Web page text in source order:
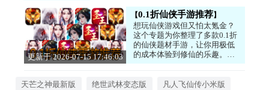
更新于 2026-07-15 17:46:03
0.1折仙侠手游推荐
想玩仙侠游戏但又怕太氪金？
这个专题为你整理了多款0.1折
的仙侠题材手游，让你用极低
的成本体验到修仙的乐趣。无
论是飞剑战斗还是门派经营，
价比。喜欢仙侠题材又追求实
天芒之神最新版 绝世武林变态版 凡人飞仙传小米版